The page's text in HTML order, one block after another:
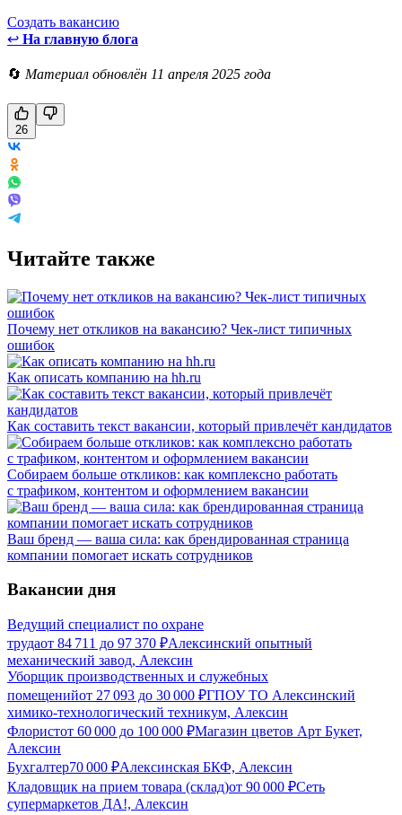
Создать вакансию
↩ На главную блога
🔄 Материал обновлён 11 апреля 2025 года
26
Читайте также
Почему нет откликов на вакансию? Чек-лист типичных
ошибок
Как описать компанию на hh.ru
Как составить текст вакансии, который привлечёт кандидатов
Собираем больше откликов: как комплексно работать
с трафиком, контентом и оформлением вакансии
Ваш бренд — ваша сила: как брендированная страница
компании помогает искать сотрудников
Вакансии дня
Ведущий специалист по охране
трудаот 84 711 до 97 370 ₽Алексинский опытный
механический завод, Алексин
Уборщик производственных и служебных
помещенийот 27 093 до 30 000 ₽ГПОУ ТО Алексинский
химико-технологический техникум, Алексин
Флористот 60 000 до 100 000 ₽Магазин цветов Арт Букет,
Алексин
Бухгалтер70 000 ₽Алексинская БКФ, Алексин
Кладовщик на прием товара (склад)от 90 000 ₽Сеть
супермаркетов ДА!, Алексин